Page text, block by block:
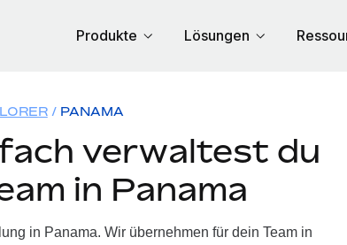
Produkte Lösungen
PANAMA
verwaltest du
in Panama
in Panama. Wir übernehmen für dein Team in